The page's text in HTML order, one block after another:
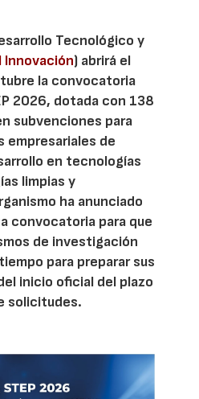
Tecnológico y
Innovación) abrirá el
la convocatoria
2026, dotada con 138
subvenciones para
de
en tecnologías
limpias y
ha anunciado
convocatoria para que
de investigación
para preparar sus
inicio oficial del plazo
solicitudes.